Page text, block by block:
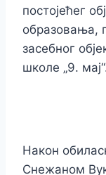
постојећег
образовања,
засебног
школе „9.
Након
Снежаном